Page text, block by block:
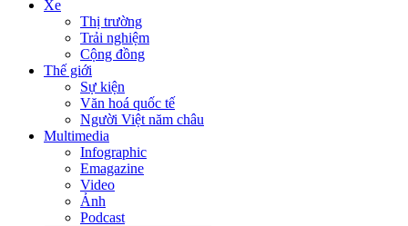
Xe
Thị trường
Trải nghiệm
Cộng đồng
Thế giới
Sự kiện
Văn hoá quốc tế
Người Việt năm châu
Multimedia
Infographic
Emagazine
Video
Ảnh
Podcast